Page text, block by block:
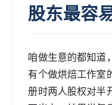
股东最容
咱做生意的都知道
有个做烘焙工作室
册时两人股权对半